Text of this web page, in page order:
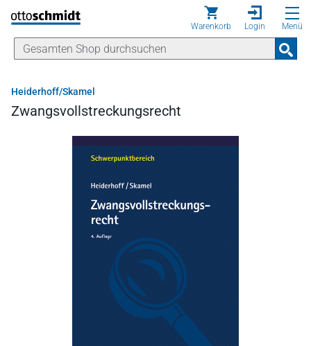
Direkt zum Inhalt
Warenkorb Login Menü
Heiderhoff/Skamel
Zwangsvollstreckungsrecht